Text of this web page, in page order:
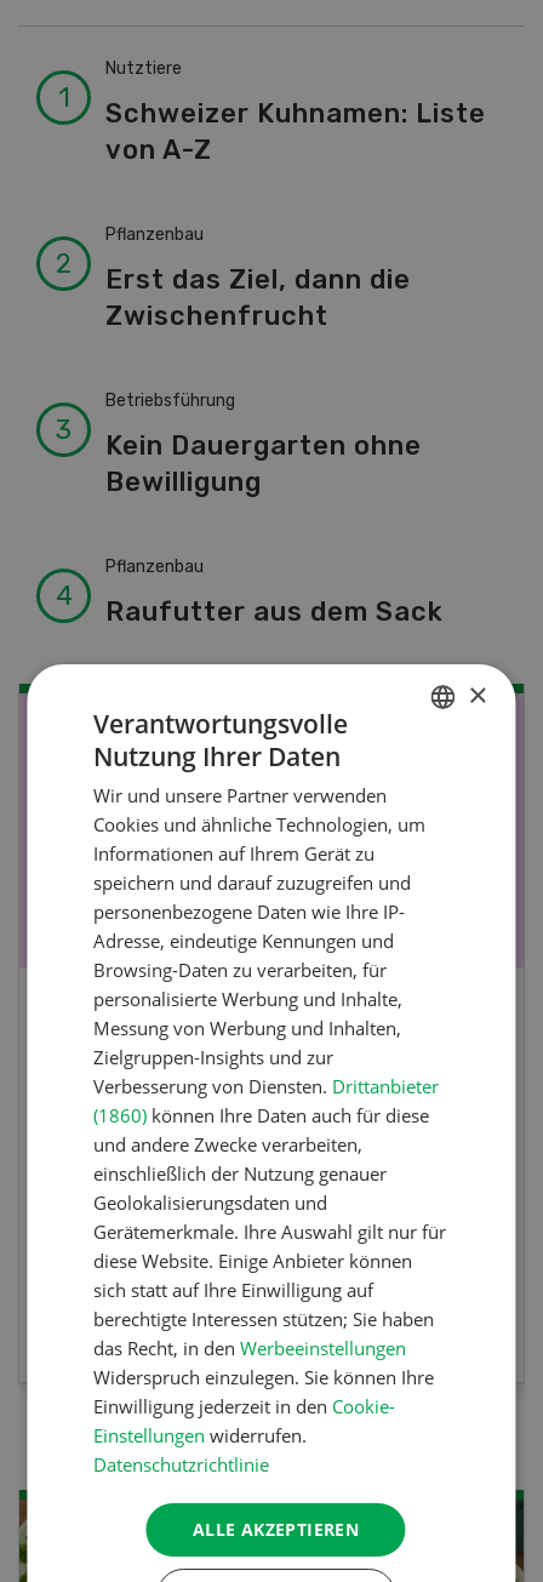
Nutztiere
Schweizer Kuhnamen: Liste
von A-Z
Pflanzenbau
Erst das Ziel, dann die
Zwischenfrucht
Betriebsführung
Kein Dauergarten ohne
Bewilligung
Pflanzenbau
Raufutter aus dem Sack
NOV
-
JAN
28
Fachkurs Aquakultur
Sind Sie in der Fischzucht tätig oder
interessieren Sie sich für das Thema? In
diesem Fall ist unser FBA-Weiterbildungskurs
die perfekte Wahl für Sie. Der Abschluss lässt
sich mit einem Praktikum zum fachbezogenen,
berufsunabhängigen Ausweis erweitern.
MEHR ZUR VERANSTALTUNG
×
Verantwortungsvolle
Nutzung Ihrer Daten
Wir und unsere Partner verwenden
Cookies und ähnliche Technologien, um
Informationen auf Ihrem Gerät zu
speichern und darauf zuzugreifen und
personenbezogene Daten wie Ihre IP-
Adresse, eindeutige Kennungen und
Browsing-Daten zu verarbeiten, für
personalisierte Werbung und Inhalte,
Messung von Werbung und Inhalten,
Zielgruppen-Insights und zur
Verbesserung von Diensten. Drittanbieter
(1860) können Ihre Daten auch für diese
und andere Zwecke verarbeiten,
einschließlich der Nutzung genauer
Geolokalisierungsdaten und
Gerätemerkmale. Ihre Auswahl gilt nur für
diese Website. Einige Anbieter können
sich statt auf Ihre Einwilligung auf
berechtigte Interessen stützen; Sie haben
das Recht, in denWerbeeinstellungen
Widerspruch einzulegen. Sie können Ihre
Einwilligung jederzeit in den Cookie-
Einstellungen widerrufen.
Datenschutzrichtlinie
ALLE AKZEPTIEREN